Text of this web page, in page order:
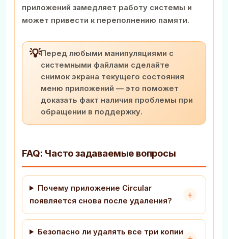
приложений замедляет работу системы и
может привести к переполнению памяти.
💡Перед любыми манипуляциями с
системными файлами сделайте
снимок экрана текущего состояния
меню приложений — это поможет
доказать факт наличия проблемы при
обращении в поддержку.
FAQ: Часто задаваемые вопросы
Почему приложение Circular
появляется снова после удаления?
Безопасно ли удалять все три копии